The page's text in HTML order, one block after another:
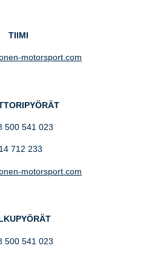
TIIMI
motorsport.com
500 541 023
712 233
motorsport.com
500 541 023